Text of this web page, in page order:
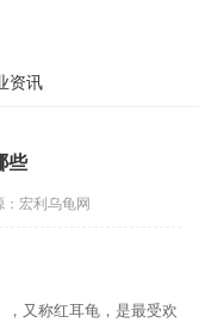
资讯
些
：宏利乌龟网
，又称红耳龟，是最受欢